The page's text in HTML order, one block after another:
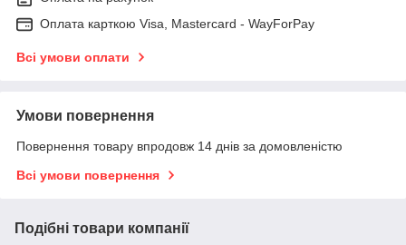
Оплата карткою Visa, Mastercard - WayForPay
Всі умови оплати
Умови повернення
Повернення товару впродовж 14 днів за домовленістю
Всі умови повернення
Подібні товари компанії